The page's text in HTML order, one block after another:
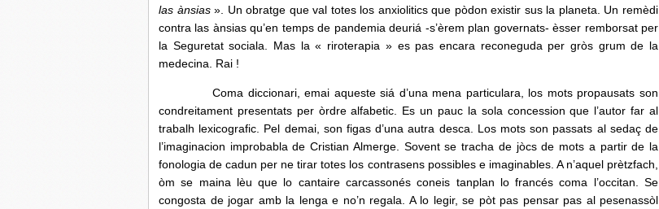
las ànsias». Un obratge que val totes los anxiolitics que pòdon existir sus la planeta. Un remèdi
contra las ànsias qu’en temps de pandemia deuriá -s’èrem plan governats- èsser remborsat per
la Seguretat sociala. Mas la « riroterapia » es pas encara reconeguda per gròs grum de la
medecina. Rai !
Coma diccionari, emai aqueste siá d’una mena particulara, los mots propausats son
condreitament presentats per òrdre alfabetic. Es un pauc la sola concession que l’autor far al
trabalh lexicografic. Pel demai, son figas d’una autra desca. Los mots son passats al sedaç de
l’imaginacion improbabla de Cristian Almerge. Sovent se tracha de jòcs de mots a partir de la
fonologia de cadun per ne tirar totes los contrasens possibles e imaginables. A n’aquel prètzfach,
òm se maina lèu que lo cantaire carcassonés coneis tanplan lo francés coma l’occitan. Se
congosta de jogar amb la lenga e no’n regala. A lo legir, se pòt pas pensar pas al pesenassòl